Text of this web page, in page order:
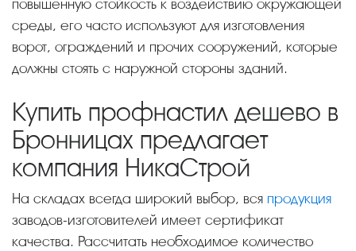
повышенную стойкость к воздействию окружающей
среды, его часто используют для изготовления
ворот, ограждений и прочих сооружений, которые
должны стоять с наружной стороны зданий.
Купить профнастил дешево в
Бронницах предлагает
компания НикаСтрой
На складах всегда широкий выбор, вся продукция
заводов-изготовителей имеет сертификат
качества. Рассчитать необходимое количество